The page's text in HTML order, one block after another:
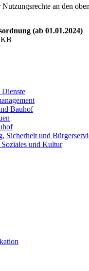
an den
(ab 01.01.2024)
KB
Dienste
Bauhof
Sicherheit und
und Kultur